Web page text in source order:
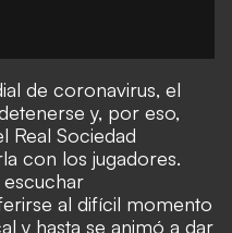
de coronavirus, el
y, por eso,
Real Sociedad
con los jugadores.
al difícil momento
y hasta se animó a dar